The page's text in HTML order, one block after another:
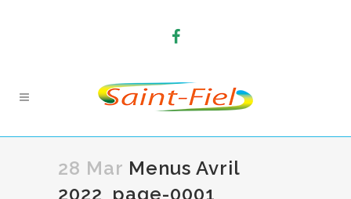
28 Mar Menus Avril
2022_page-0001